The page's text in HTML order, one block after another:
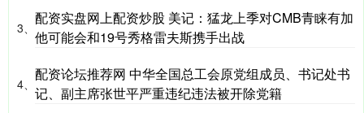
3、
配资实盘网上配资炒股 美记：猛龙上季对CMB青睐有加
他可能会和19号秀格雷夫斯携手出战
4、
配资论坛推荐网 中华全国总工会原党组成员、书记处书
记、副主席张世平严重违纪违法被开除党籍